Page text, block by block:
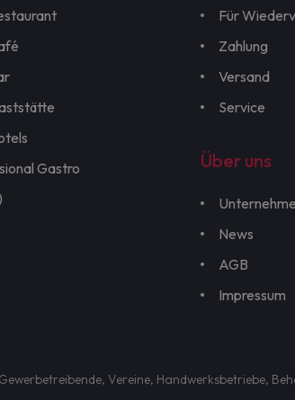
Gastro
Für
Zahlung
Versand
Service
Über uns
News
AGB
Impressum
Vereine, Handwerksbetriebe,